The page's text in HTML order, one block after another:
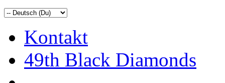
Kontakt
49th Black Diamonds